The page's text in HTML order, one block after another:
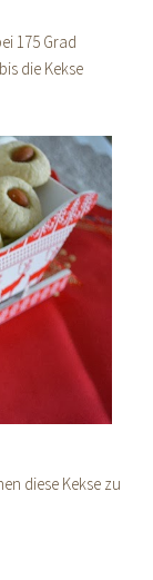
175 Grad
die Kekse
diese Kekse zu